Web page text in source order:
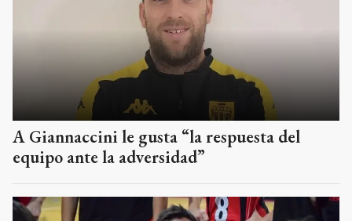
A Giannaccini le gusta “la respuesta del
equipo ante la adversidad”